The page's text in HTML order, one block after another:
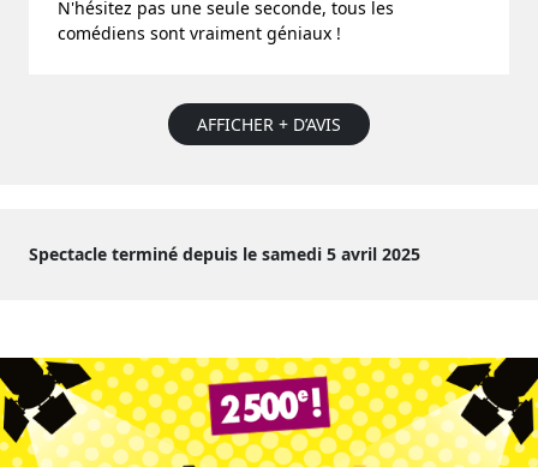
N'hésitez pas une seule seconde, tous les
comédiens sont vraiment géniaux !
AFFICHER + D’AVIS
Spectacle terminé depuis le samedi 5 avril 2025